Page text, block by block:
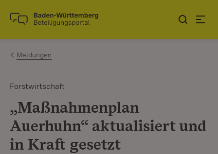
Zum Inhalt springen
Link zur Startseite
Meldungen
Forstwirtschaft
„Maßnahmenplan
Auerhuhn“ aktualisiert und
in Kraft gesetzt